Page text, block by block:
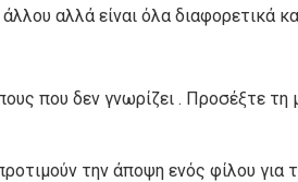
αλλά είναι όλα διαφορετικά
που δεν γνωρίζει . Προσέξτε
την άποψη ενός φίλου για